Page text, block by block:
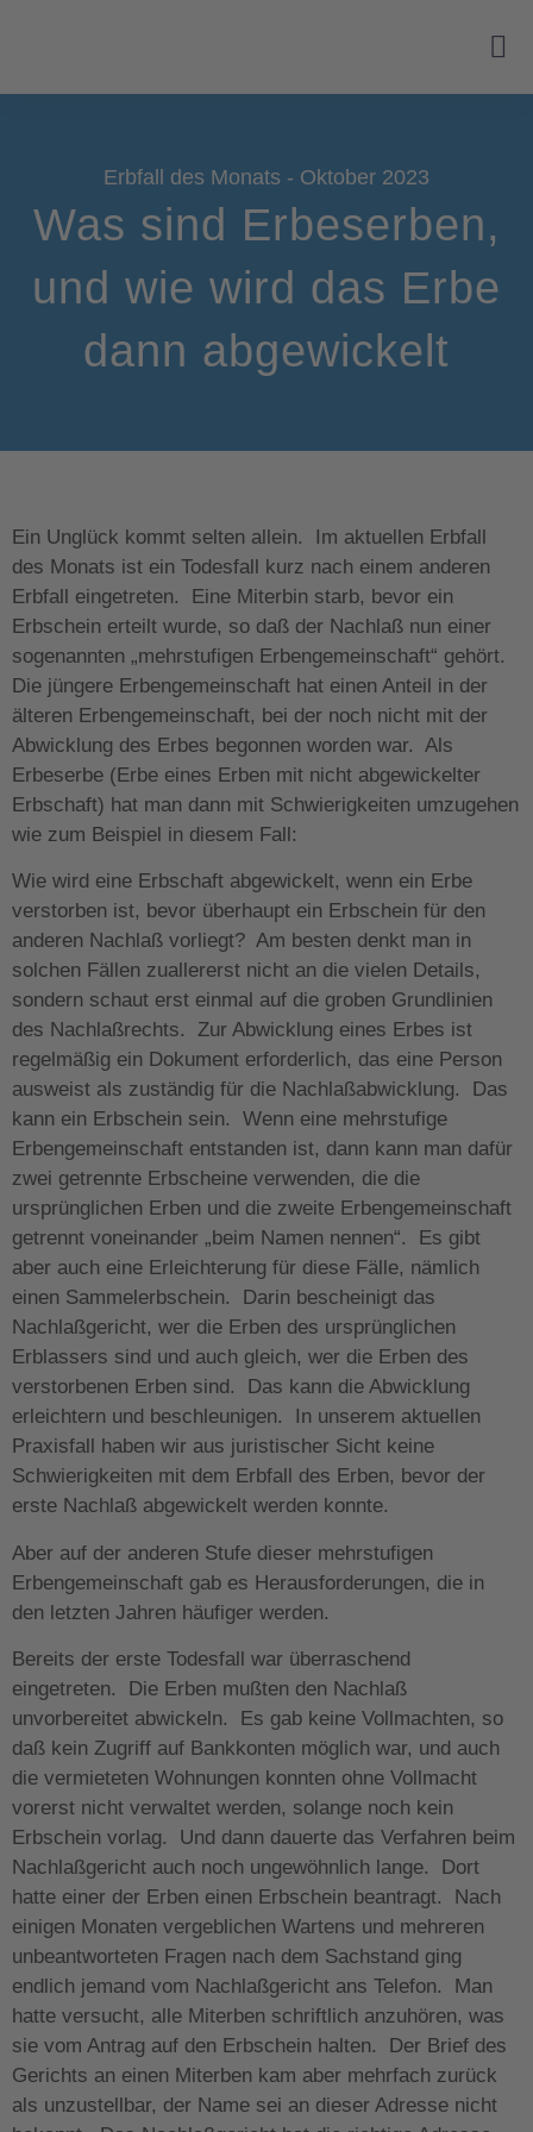
Erbfall des Monats - Oktober 2023
Was sind Erbeserben,
und wie wird das Erbe
dann abgewickelt
Ein Unglück kommt selten allein. Im aktuellen Erbfall
des Monats ist ein Todesfall kurz nach einem anderen
Erbfall eingetreten. Eine Miterbin starb, bevor ein
Erbschein erteilt wurde, so daß der Nachlaß nun einer
sogenannten „mehrstufigen Erbengemeinschaft“ gehört.
Die jüngere Erbengemeinschaft hat einen Anteil in der
älteren Erbengemeinschaft, bei der noch nicht mit der
Abwicklung des Erbes begonnen worden war. Als
Erbeserbe (Erbe eines Erben mit nicht abgewickelter
Erbschaft) hat man dann mit Schwierigkeiten umzugehen
wie zum Beispiel in diesem Fall:
Wie wird eine Erbschaft abgewickelt, wenn ein Erbe
verstorben ist, bevor überhaupt ein Erbschein für den
anderen Nachlaß vorliegt? Am besten denkt man in
solchen Fällen zuallererst nicht an die vielen Details,
sondern schaut erst einmal auf die groben Grundlinien
des Nachlaßrechts. Zur Abwicklung eines Erbes ist
regelmäßig ein Dokument erforderlich, das eine Person
ausweist als zuständig für die Nachlaßabwicklung. Das
kann ein Erbschein sein. Wenn eine mehrstufige
Erbengemeinschaft entstanden ist, dann kann man dafür
zwei getrennte Erbscheine verwenden, die die
ursprünglichen Erben und die zweite Erbengemeinschaft
getrennt voneinander „beim Namen nennen“. Es gibt
aber auch eine Erleichterung für diese Fälle, nämlich
einen Sammelerbschein. Darin bescheinigt das
Nachlaßgericht, wer die Erben des ursprünglichen
Erblassers sind und auch gleich, wer die Erben des
verstorbenen Erben sind. Das kann die Abwicklung
erleichtern und beschleunigen. In unserem aktuellen
Praxisfall haben wir aus juristischer Sicht keine
Schwierigkeiten mit dem Erbfall des Erben, bevor der
erste Nachlaß abgewickelt werden konnte.
Aber auf der anderen Stufe dieser mehrstufigen
Erbengemeinschaft gab es Herausforderungen, die in
den letzten Jahren häufiger werden.
Bereits der erste Todesfall war überraschend
eingetreten. Die Erben mußten den Nachlaß
unvorbereitet abwickeln. Es gab keine Vollmachten, so
daß kein Zugriff auf Bankkonten möglich war, und auch
die vermieteten Wohnungen konnten ohne Vollmacht
vorerst nicht verwaltet werden, solange noch kein
Erbschein vorlag. Und dann dauerte das Verfahren beim
Nachlaßgericht auch noch ungewöhnlich lange. Dort
hatte einer der Erben einen Erbschein beantragt. Nach
einigen Monaten vergeblichen Wartens und mehreren
unbeantworteten Fragen nach dem Sachstand ging
endlich jemand vom Nachlaßgericht ans Telefon. Man
hatte versucht, alle Miterben schriftlich anzuhören, was
sie vom Antrag auf den Erbschein halten. Der Brief des
Gerichts an einen Miterben kam aber mehrfach zurück
als unzustellbar, der Name sei an dieser Adresse nicht